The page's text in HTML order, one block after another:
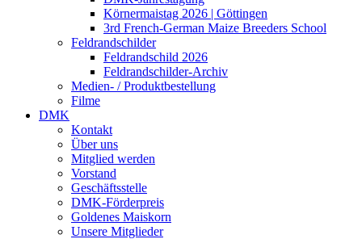
Körnermaistag 2026 | Göttingen
3rd French-German Maize Breeders School
Feldrandschilder
Feldrandschild 2026
Feldrandschilder-Archiv
Medien- / Produktbestellung
Filme
DMK
Kontakt
Über uns
Mitglied werden
Vorstand
Geschäftsstelle
DMK-Förderpreis
Goldenes Maiskorn
Unsere Mitglieder